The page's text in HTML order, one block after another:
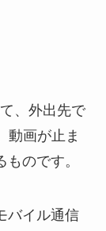
、外出先で
動画が止ま
のです。
バイル通信